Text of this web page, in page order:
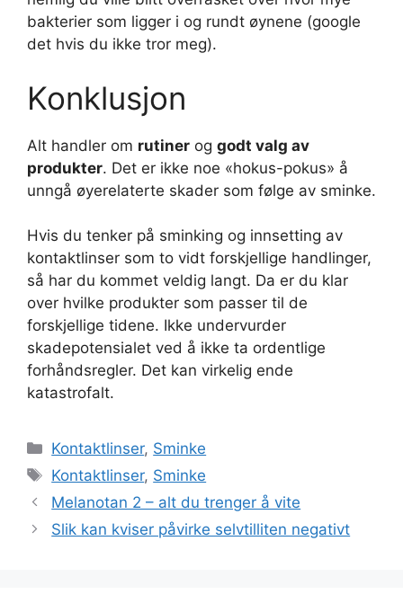
bakterier som ligger i og rundt øynene (google
det hvis du ikke tror meg).
Konklusjon
Alt handler om rutiner og godt valg av
produkter. Det er ikke noe «hokus-pokus» å
unngå øyerelaterte skader som følge av sminke.
Hvis du tenker på sminking og innsetting av
kontaktlinser som to vidt forskjellige handlinger,
så har du kommet veldig langt. Da er du klar
over hvilke produkter som passer til de
forskjellige tidene. Ikke undervurder
skadepotensialet ved å ikke ta ordentlige
forhåndsregler. Det kan virkelig ende
katastrofalt.
Kategorier
Kontaktlinser, Sminke
Stikkord
Kontaktlinser, Sminke
Melanotan 2 – alt du trenger å vite
Slik kan kviser påvirke selvtilliten negativt